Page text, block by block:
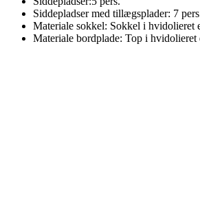
Siddepladser med tillægsplader: 7
Materiale sokkel: Sokkel i hvidolieret
Materiale bordplade: Top i hvidolieret